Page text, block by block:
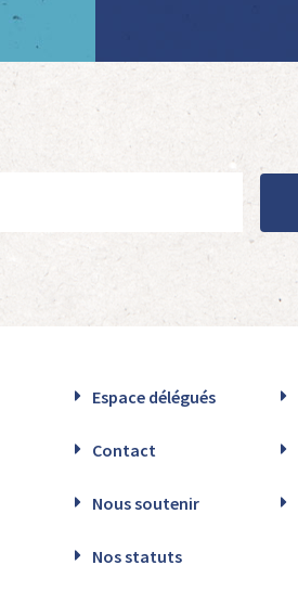
Espace délégués
Contact
Nous soutenir
Nos statuts